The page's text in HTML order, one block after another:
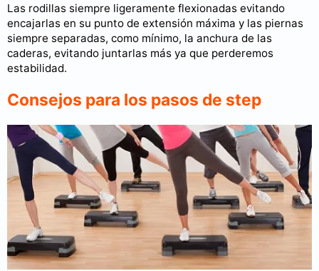
Las rodillas siempre ligeramente flexionadas evitando
encajarlas en su punto de extensión máxima y las piernas
siempre separadas, como mínimo, la anchura de las
caderas, evitando juntarlas más ya que perderemos
estabilidad.
Consejos para los pasos de step